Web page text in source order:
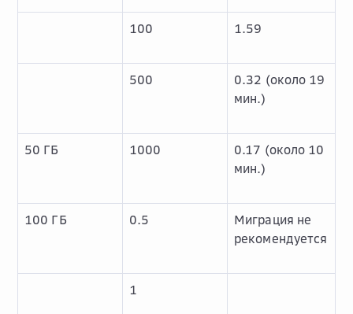
100 1.59
500
0.32 (около 19
мин.)
50 ГБ 1000
0.17 (около 10
мин.)
100 ГБ 0.5
Миграция не
рекомендуется
1